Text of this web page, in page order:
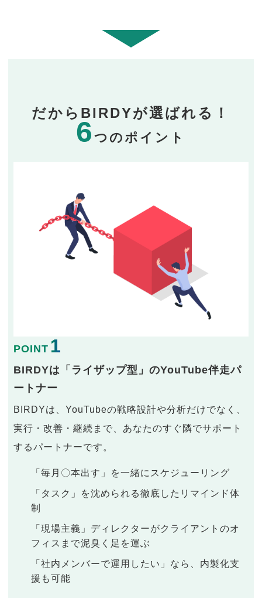
だからBIRDYが選ばれる！
6つのポイント
POINT 1
BIRDYは「ライザップ型」のYouTube伴走パ
ートナー
BIRDYは、YouTubeの戦略設計や分析だけでなく、
実行・改善・継続まで、あなたのすぐ隣でサポート
するパートナーです。
「毎月〇本出す」を一緒にスケジューリング
「タスク」を沈められる徹底したリマインド体
制
「現場主義」ディレクターがクライアントのオ
フィスまで泥臭く足を運ぶ
「社内メンバーで運用したい」なら、内製化支
援も可能